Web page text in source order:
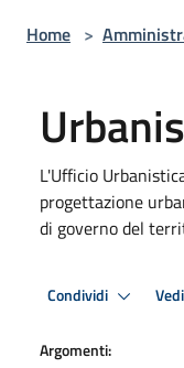
Home >
L'Ufficio
progettazione
di governo del
Condividi
Argomenti: